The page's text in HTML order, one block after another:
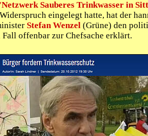
Sauberes Trinkwasser in
eingelegt hatte, hat der
Stefan Wenzel(Grüne) den
Fall offenbar zur Chefsache erklärt.